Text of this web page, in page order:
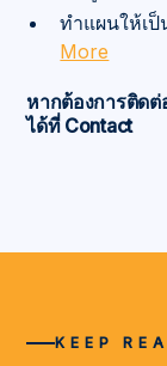
ทำแผนให้เ
More
หากต้องการติดต่
ได้ที่ Contact
KEEP